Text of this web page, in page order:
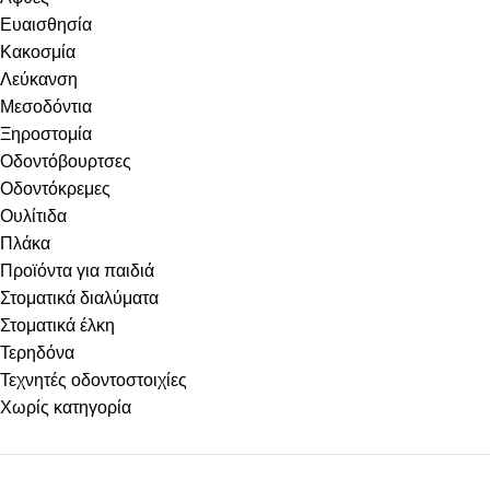
Ευαισθησία
Κακοσμία
Λεύκανση
Μεσοδόντια
Ξηροστομία
Οδοντόβουρτσες
Οδοντόκρεμες
Ουλίτιδα
Πλάκα
Προϊόντα για παιδιά
Στοματικά διαλύματα
Στοματικά έλκη
Τερηδόνα
Τεχνητές οδοντοστοιχίες
Χωρίς κατηγορία